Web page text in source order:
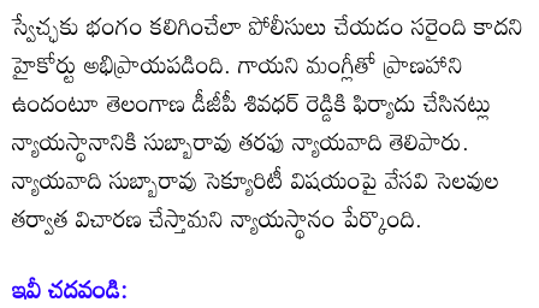
స్వేచ్ఛకు భంగం కలిగించేలా పోలీసులు చేయడం సరైంది కాదని
హైకోర్టు అభిప్రాయపడింది. గాయని మంగ్లీతో ప్రాణహాని
ఉందంటూ తెలంగాణ డీజీపీ శివధర్‌ రెడ్డికి ఫిర్యాదు చేసినట్లు
న్యాయస్థానానికి సుబ్బారావు తరఫు న్యాయవాది తెలిపారు.
న్యాయవాది సుబ్బారావు సెక్యూరిటీ విషయంపై వేసవి సెలవుల
తర్వాత విచారణ చేస్తామని న్యాయస్థానం పేర్కొంది.
ఇవీ చదవండి: